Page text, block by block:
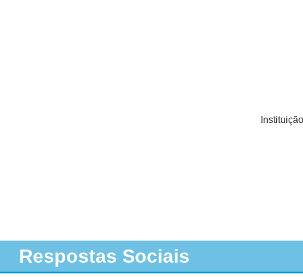
Instituição
Respostas Sociais